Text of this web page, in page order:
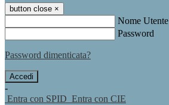
button close ×
Nome Utente
Password
Password dimenticata?
-
Entra con SPID Entra con CIE